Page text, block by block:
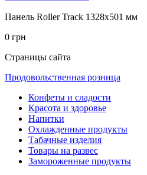
Панель Roller Track 1328х501 мм
0 грн
Страницы сайта
Продовольственная розница
Конфеты и сладости
Красота и здоровье
Напитки
Охлажденные продукты
Табачные изделия
Товары на развес
Замороженные продукты